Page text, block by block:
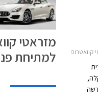
2013-2020
מזראטי
למתיחת